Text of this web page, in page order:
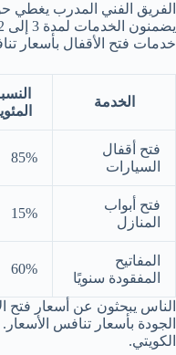
خدمات فتح الأقفال بأسعار
الخدمة
فتح أقفال
السيارات
85%
فتح أبواب
المنازل
15%
المفاتيح
المفقودة سنويًا
60%
الناس يبحثون عن أسعار فتح
الجودة بأسعار تنافس
الكويتي.